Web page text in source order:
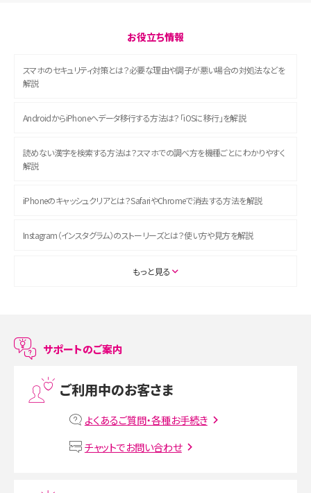
お役立ち情報
スマホのセキュリティ対策とは？必要な理由や調子が悪い場合の対処法などを
解説
AndroidからiPhoneへデータ移行する方法は？「iOSに移行」を解説
読めない漢字を検索する方法は？スマホでの調べ方を機種ごとにわかりやすく
解説
iPhoneのキャッシュクリアとは？SafariやChromeで消去する方法を解説
Instagram（インスタグラム）のストーリーズとは？使い方や見方を解説
ASMRとは？初心者向けの代表ジャンルや楽しみ方を解説
LINEで友だちを削除する方法は？方法ごとの影響や復活・復元する方法も解説
プリペイドSIMとは？種類やメリット・デメリット、利用までの流れを解説
VPN接続とは？仕組みや必要性、メリット・デメリット、接続方法を解説
もっと見る
サポートのご案内
ご利用中のお客さま
よくあるご質問・各種お手続き
チャットでお問い合わせ